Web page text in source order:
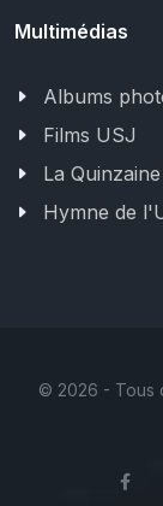
Multimédias
Albums
Films USJ
La Quinzaine
Hymne de
© 2026 - Tous